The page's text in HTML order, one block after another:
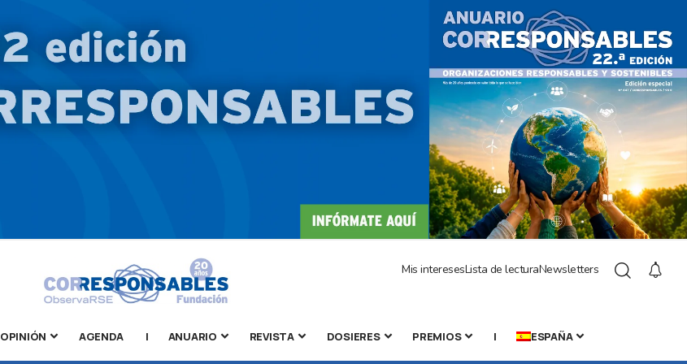
Mis interesesLista de lecturaNewsletters
OPINIÓN AGENDA | ANUARIO REVISTA DOSIERES PREMIOS | ESPAÑA